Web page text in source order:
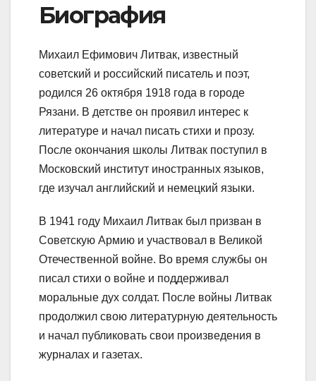
Биография
Михаил Ефимович Литвак, известный
советский и российский писатель и поэт,
родился 26 октября 1918 года в городе
Рязани. В детстве он проявил интерес к
литературе и начал писать стихи и прозу.
После окончания школы Литвак поступил в
Московский институт иностранных языков,
где изучал английский и немецкий языки.
В 1941 году Михаил Литвак был призван в
Советскую Армию и участвовал в Великой
Отечественной войне. Во время службы он
писал стихи о войне и поддерживал
моральные дух солдат. После войны Литвак
продолжил свою литературную деятельность
и начал публиковать свои произведения в
журналах и газетах.